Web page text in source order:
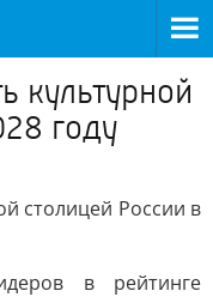
культурной
году
столицей России в
в рейтинге